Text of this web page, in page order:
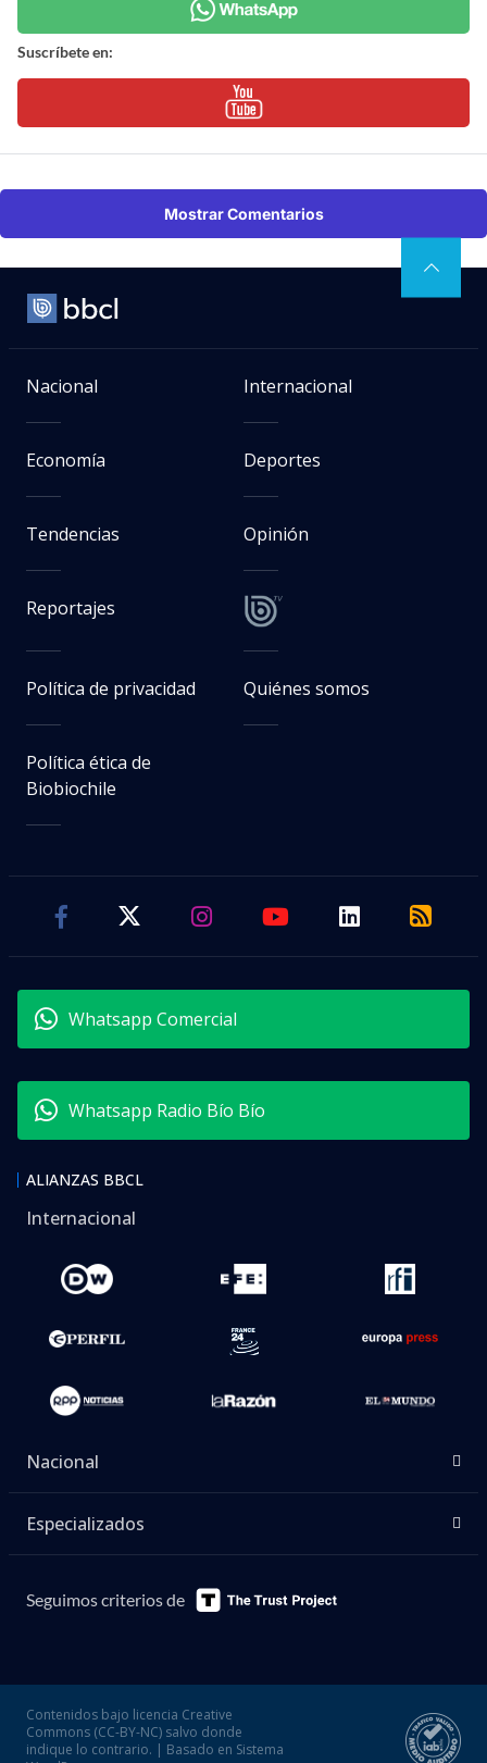
Suscríbete en:
Mostrar Comentarios
Nacional Internacional
Economía Deportes
Tendencias Opinión
Reportajes
Política de privacidad Quiénes somos
Política ética de
Biobiochile
Whatsapp Comercial
Whatsapp Radio Bío Bío
ALIANZAS BBCL
Internacional
Nacional
Especializados
Seguimos criterios de
Contenidos bajo licencia Creative
Commons (CC-BY-NC) salvo donde
indique lo contrario. | Basado en Sistema